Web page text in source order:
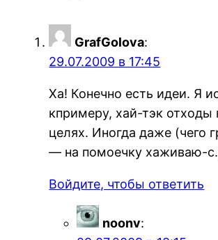
GrafGolova:
29.07.2009 в 17:45
Ха! Конечно есть идеи. Я
кпримеру, хай-тэк отходы
целях. Иногда даже (чего
— на помоечку хаживаю-
Войдите, чтобы ответить
noonv: